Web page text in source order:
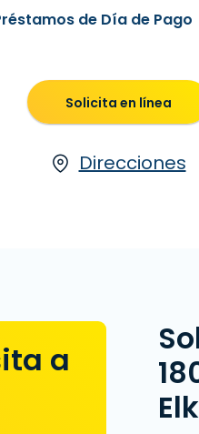
de Día de Pago
Solicita en línea
Direcciones
a